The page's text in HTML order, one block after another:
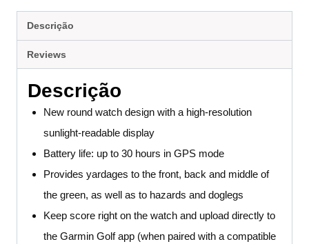
Descrição
Reviews
Descrição
New round watch design with a high-resolution
sunlight-readable display
Battery life: up to 30 hours in GPS mode
Provides yardages to the front, back and middle of
the green, as well as to hazards and doglegs
Keep score right on the watch and upload directly to
the Garmin Golf app (when paired with a compatible